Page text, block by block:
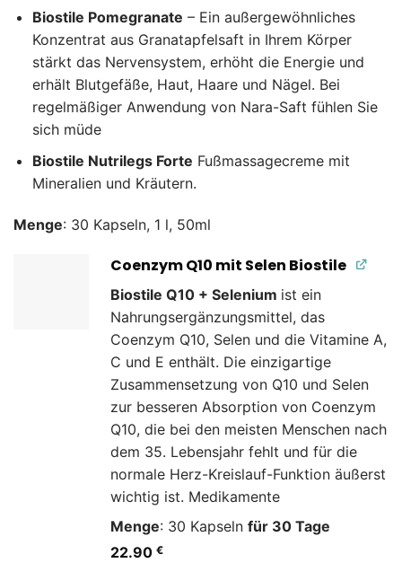
Biostile Pomegranate – Ein außergewöhnliches
Konzentrat aus Granatapfelsaft in Ihrem Körper
stärkt das Nervensystem, erhöht die Energie und
erhält Blutgefäße, Haut, Haare und Nägel. Bei
regelmäßiger Anwendung von Nara-Saft fühlen Sie
sich müde
Biostile Nutrilegs Forte Fußmassagecreme mit
Mineralien und Kräutern.
Menge: 30 Kapseln, 1 l, 50ml
Coenzym Q10 mit Selen Biostile
Biostile Q10 + Selenium ist ein
Nahrungsergänzungsmittel, das
Coenzym Q10, Selen und die Vitamine A,
C und E enthält. Die einzigartige
Zusammensetzung von Q10 und Selen
zur besseren Absorption von Coenzym
Q10, die bei den meisten Menschen nach
dem 35. Lebensjahr fehlt und für die
normale Herz-Kreislauf-Funktion äußerst
wichtig ist. Medikamente
Menge: 30 Kapseln für 30 Tage
22.90 €